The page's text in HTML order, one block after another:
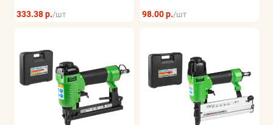
Показать все
333.38 р./шт 98.00 р./шт